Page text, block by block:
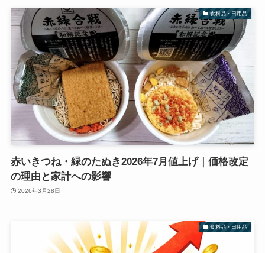
食料品・日用品
赤いきつね・緑のたぬき2026年7月値上げ｜価格改定
の理由と家計への影響
2026年3月28日
食料品・日用品